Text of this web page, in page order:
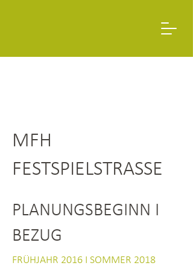
MFH
FESTSPIELSTRASSE
PLANUNGSBEGINN I
BEZUG
FRÜHJAHR 2016 I SOMMER 2018